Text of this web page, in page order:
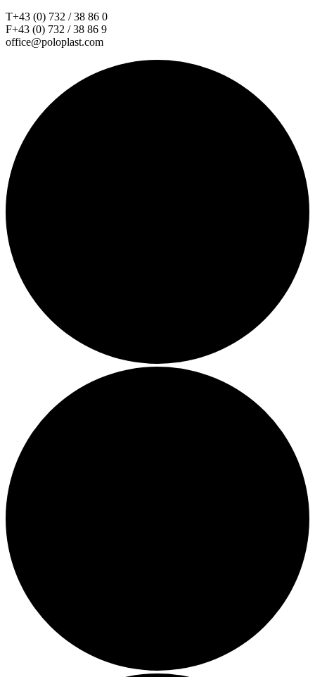
T+43 (0) 732 / 38 86 0
F+43 (0) 732 / 38 86 9
office@poloplast.com